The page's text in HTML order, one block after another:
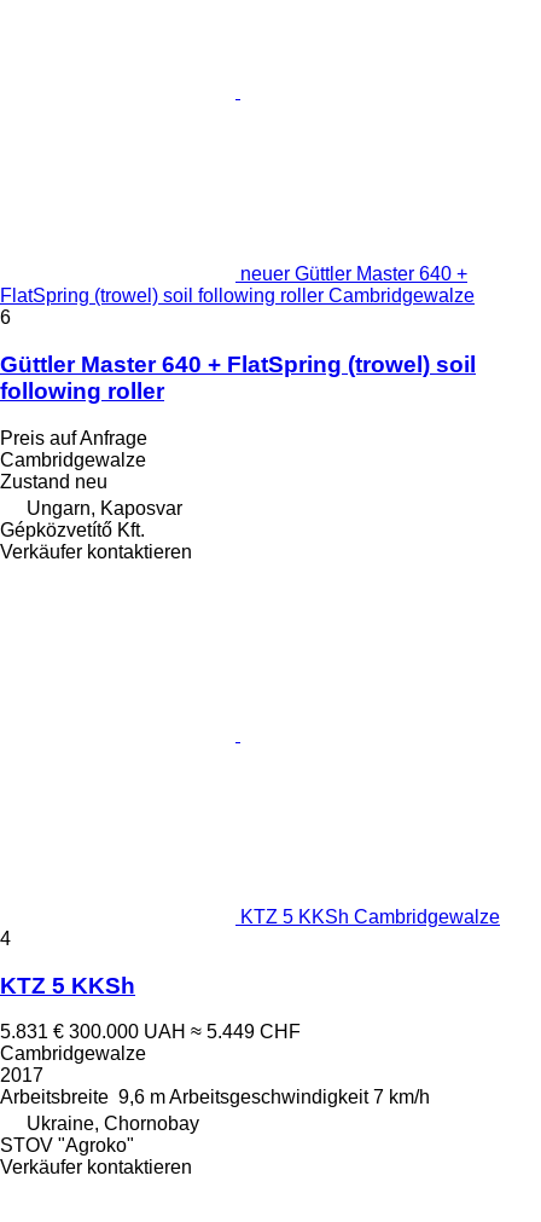
neuer Güttler Master 640 +
FlatSpring (trowel) soil following roller Cambridgewalze
6
Güttler Master 640 + FlatSpring (trowel) soil
following roller
Preis auf Anfrage
Cambridgewalze
Zustand neu
Ungarn, Kaposvar
Gépközvetítő Kft.
Verkäufer kontaktieren
KTZ 5 KKSh Cambridgewalze
4
KTZ 5 KKSh
5.831 € 300.000 UAH ≈ 5.449 CHF
Cambridgewalze
2017
Arbeitsbreite 9,6 mArbeitsgeschwindigkeit 7 km/h
Ukraine, Chornobay
STOV "Agroko"
Verkäufer kontaktieren